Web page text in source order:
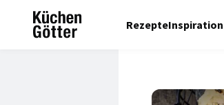
RezepteInspiration